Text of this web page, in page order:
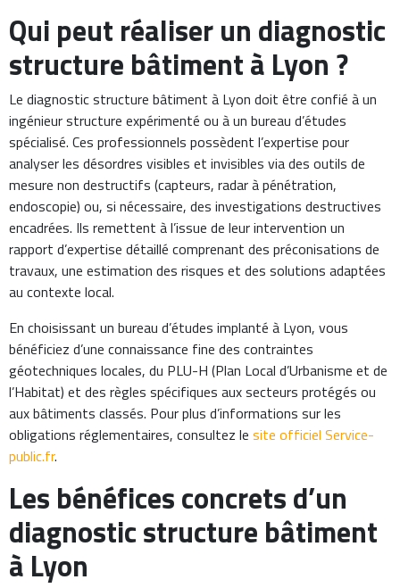
Qui peut réaliser un diagnostic
structure bâtiment à Lyon ?
Le diagnostic structure bâtiment à Lyon doit être confié à un
ingénieur structure expérimenté ou à un bureau d’études
spécialisé. Ces professionnels possèdent l’expertise pour
analyser les désordres visibles et invisibles via des outils de
mesure non destructifs (capteurs, radar à pénétration,
endoscopie) ou, si nécessaire, des investigations destructives
encadrées. Ils remettent à l’issue de leur intervention un
rapport d’expertise détaillé comprenant des préconisations de
travaux, une estimation des risques et des solutions adaptées
au contexte local.
En choisissant un bureau d’études implanté à Lyon, vous
bénéficiez d’une connaissance fine des contraintes
géotechniques locales, du PLU-H (Plan Local d’Urbanisme et de
l’Habitat) et des règles spécifiques aux secteurs protégés ou
aux bâtiments classés. Pour plus d’informations sur les
obligations réglementaires, consultez le site officiel Service-
public.fr.
Les bénéfices concrets d’un
diagnostic structure bâtiment
à Lyon